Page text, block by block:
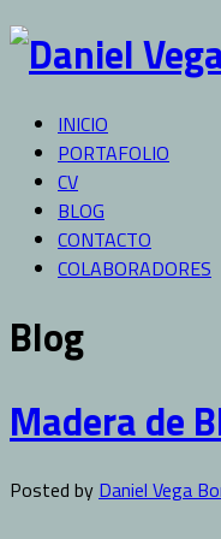
INICIO
PORTAFOLIO
CV
BLOG
CONTACTO
COLABORADORES
Blog
Madera de
Posted by Daniel Vega